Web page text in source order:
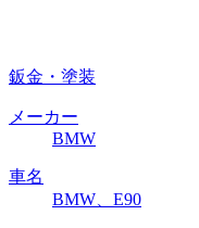
鈑金・塗装
メーカー
BMW
車名
BMW、E90